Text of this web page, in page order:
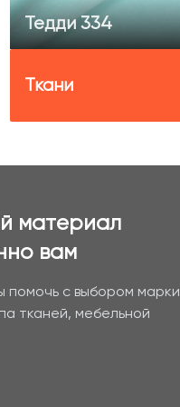
Тедди 334
Ткани
материал
вам
помочь с выбором марки
тканей, мебельной